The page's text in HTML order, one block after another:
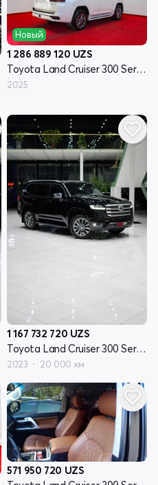
Новый
1 286 889 120 UZS
Toyota Land Cruiser 300 Series
2025
1 167 732 720 UZS
Toyota Land Cruiser 300 Series
2023 20 000 км
571 950 720 UZS